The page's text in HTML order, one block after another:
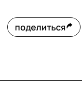
поделиться